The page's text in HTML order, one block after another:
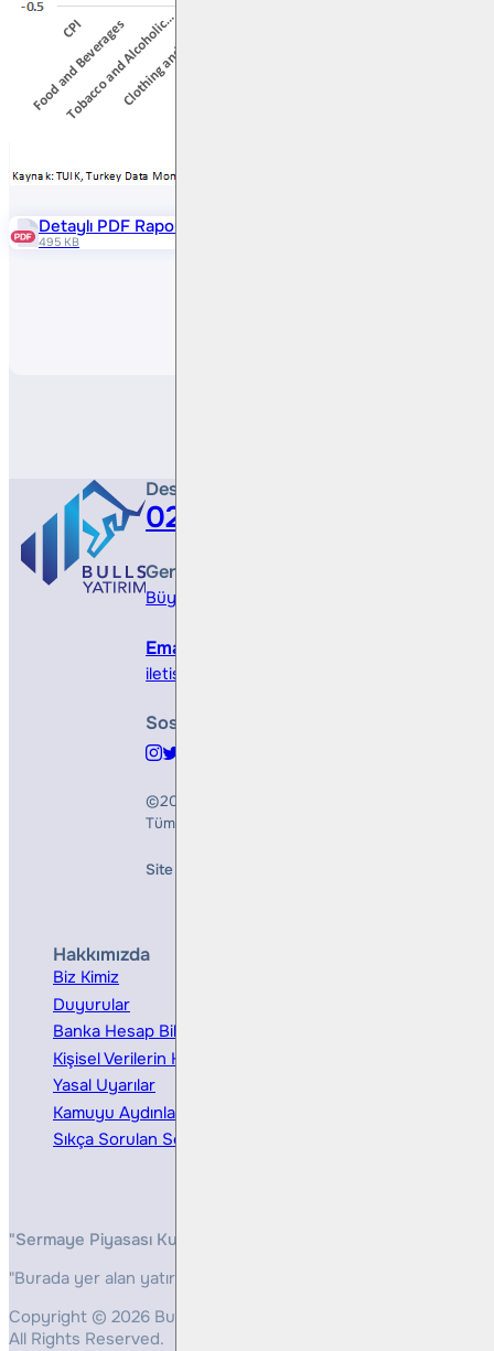
Detaylı PDF Raporu
495 KB
Destek Hattı
0212 410 0500
Genel Müdürlük
Büyükdere Cad. No 173, 1. Levent Plaza, B
Email
iletisim@bullsyatirim.com
Sosyal Medya
©2026
Tüm Hakları Saklıdır
Site Creation & Technology by
Hakkımızda
Biz Kimiz
Duyurular
Banka Hesap Bilgileri
Kişisel Verilerin Korunması
Yasal Uyarılar
Kamuyu Aydınlatma
Sıkça Sorulan Sorular
"Sermaye Piyasası Kurulunun, Yatırım Hizmetleri ve
"Burada yer alan yatırım bilgi, yorum ve tavsiyeleri yatırım
Copyright © 2026 Bulls Yatırım Menkul Değerler
All Rights Reserved.